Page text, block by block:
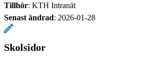
Tillhör: KTH Intranät
Senast ändrad: 2026-01-28
Skolsidor